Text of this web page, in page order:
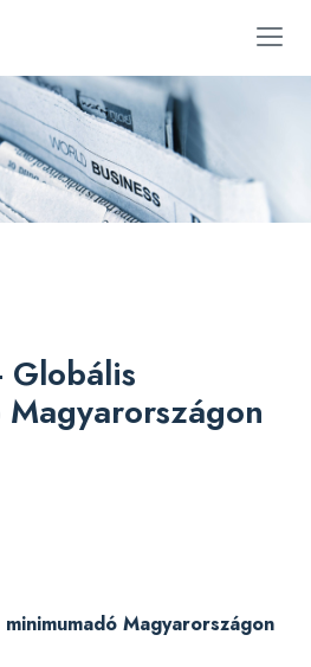
Globális
Magyarországon